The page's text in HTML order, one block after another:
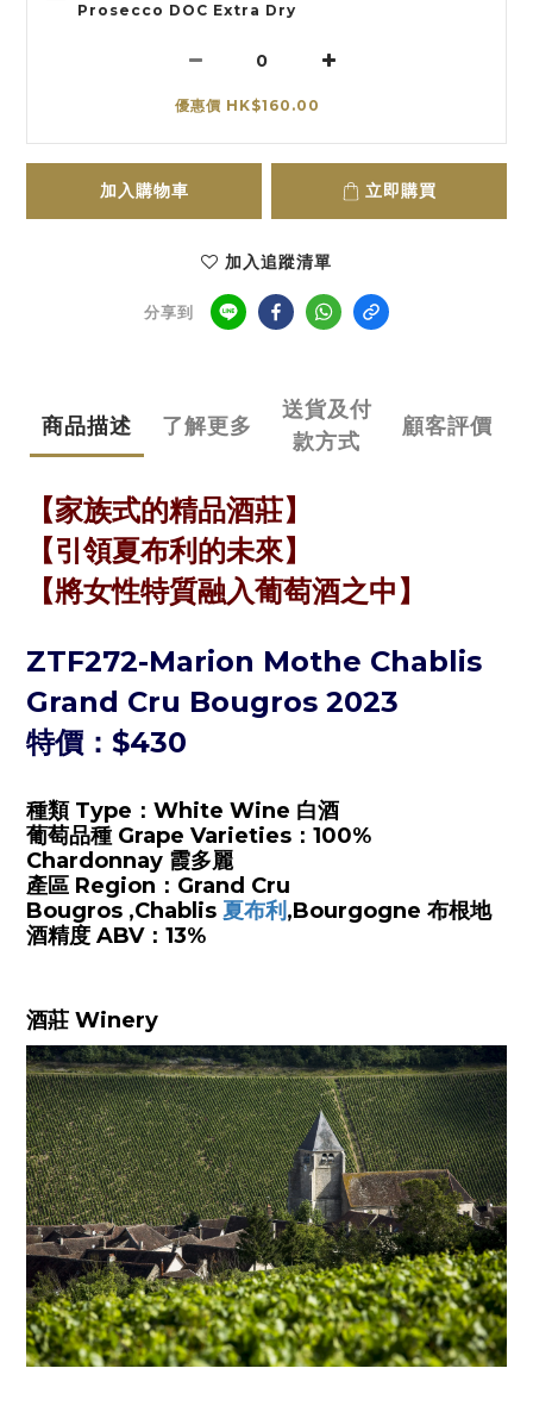
Prosecco DOC Extra Dry
優惠價 HK$160.00
加入購物車 立即購買
加入追蹤清單
分享到
商品描述 了解更多
送貨及付
款方式
顧客評價
【家族式的精品酒莊】
【引領夏布利的未來】
【將女性特質融入葡萄酒之中 】
ZTF272-Marion Mothe Chablis
Grand Cru Bougros 2023
特價：$430
種類 Type： White Wine 白酒
葡萄品種 Grape Varieties： 100%
Chardonnay 霞多麗
產區 Region： Grand Cru
Bougros ,Chablis 夏布利 ,Bourgogne 布根地
酒精度 ABV： 13%
酒莊 Winery